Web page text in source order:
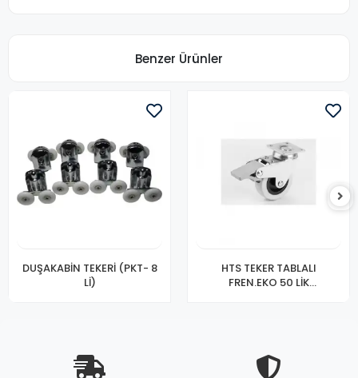
Benzer Ürünler
DUŞAKABİN TEKERİ (PKT- 8
Lİ)
HTS TEKER TABLALI
FREN.EKO 50 LİK